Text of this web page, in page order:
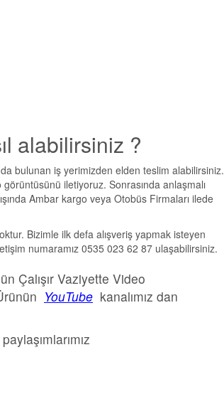
alabilirsiniz ?
bulunan iş yerimizden elden teslim alabilirsiniz.
iletiyoruz. Sonrasında anlaşmalı
Ambar kargo veya Otobüs Firmaları ilede
Bizimle ilk defa alışveriş yapmak isteyen
numaramız 0535 023 62 87 ulaşabilirsiniz.
Çalışır Vaziyette Video
YouTube kanalımız dan
paylaşımlarımız